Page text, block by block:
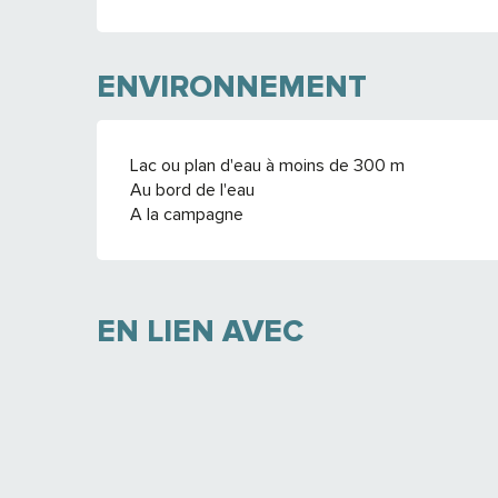
ENVIRONNEMENT
Lac ou plan d'eau à moins de 300 m
Au bord de l'eau
A la campagne
EN LIEN AVEC